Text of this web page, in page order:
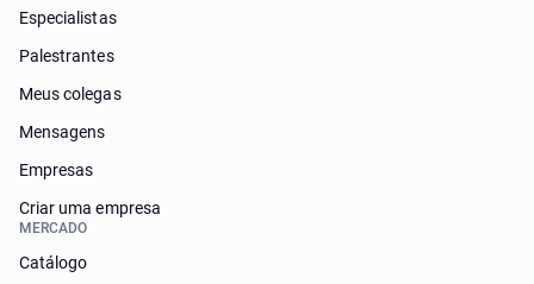
Especialistas
Palestrantes
Meus colegas
Mensagens
Empresas
Criar uma empresa
MERCADO
Catálogo